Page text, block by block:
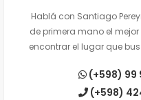
Hablá con Santiago
de primera mano el
encontrar el lugar que
(+598) 99
(+598)